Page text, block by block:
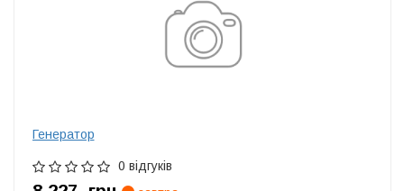
Генератор
0 відгуків